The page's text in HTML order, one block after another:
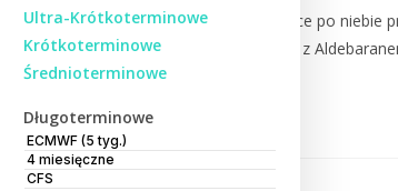
Ultra-Krótkoterminowe
Krótkoterminowe
Średnioterminowe
Długoterminowe
ECMWF (5 tyg.)
4 miesięczne
CFS
Księżyc w swojej wędrówce po niebie
na temat złączenia Marsa z